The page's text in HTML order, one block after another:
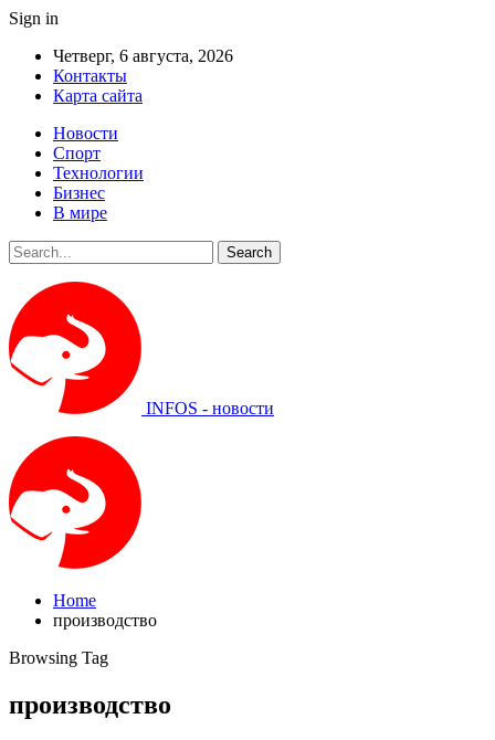
Sign in
Четверг, 6 августа, 2026
Контакты
Карта сайта
Новости
Спорт
Технологии
Бизнес
В мире
INFOS - новости
Home
производство
Browsing Tag
производство